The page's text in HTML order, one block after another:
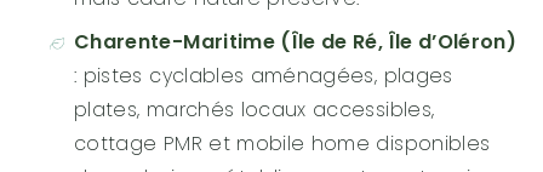
Charente-Maritime (Île de Ré, Île d’Oléron)
: pistes cyclables aménagées, plages
plates, marchés locaux accessibles,
cottage PMR et mobile home disponibles